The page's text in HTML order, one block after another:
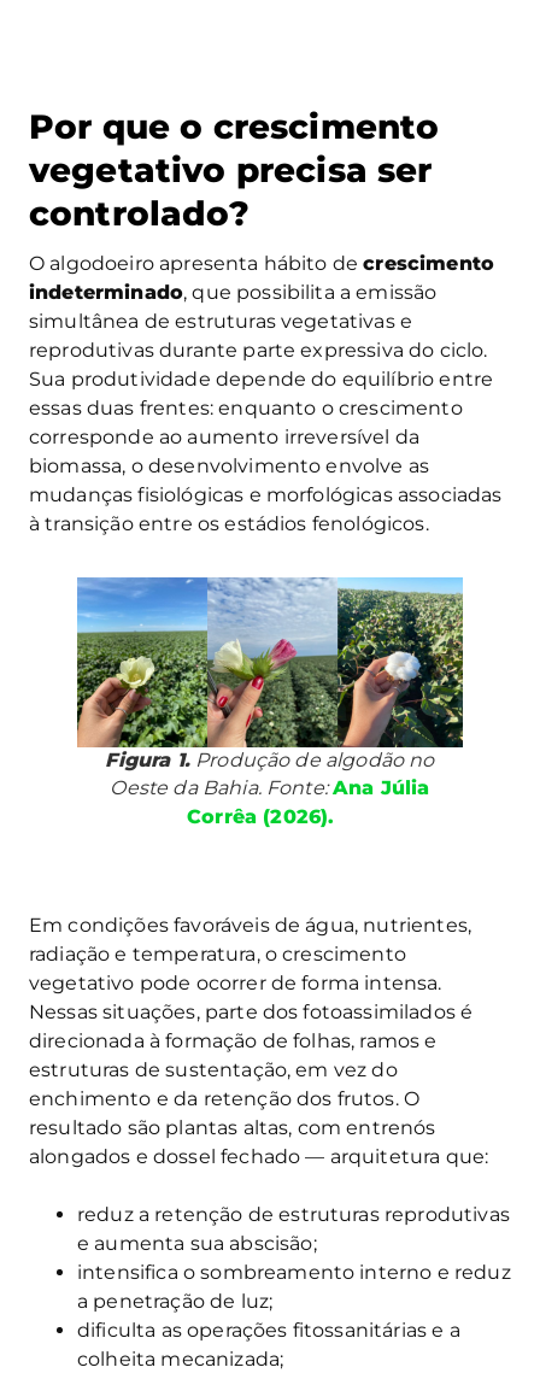
Por que o crescimento
vegetativo precisa ser
controlado?
O algodoeiro apresenta hábito decrescimento
indeterminado, que possibilita a emissão
simultânea de estruturas vegetativas e
reprodutivas durante parte expressiva do ciclo.
Sua produtividade depende do equilíbrio entre
essas duas frentes: enquanto o crescimento
corresponde ao aumento irreversível da
biomassa, o desenvolvimento envolve as
mudanças fisiológicas e morfológicas associadas
à transição entre os estádios fenológicos.
Figura 1.Produção de algodão no
Oeste da Bahia. Fonte:Ana Júlia
Corrêa (2026).
Em condições favoráveis de água, nutrientes,
radiação e temperatura, o crescimento
vegetativo pode ocorrer de forma intensa.
Nessas situações, parte dos fotoassimilados é
direcionada à formação de folhas, ramos e
estruturas de sustentação, em vez do
enchimento e da retenção dos frutos. O
resultado são plantas altas, com entrenós
alongados e dossel fechado — arquitetura que:
reduz a retenção de estruturas reprodutivas
e aumenta sua abscisão;
intensifica o sombreamento interno e reduz
a penetração de luz;
dificulta as operações fitossanitárias e a
colheita mecanizada;